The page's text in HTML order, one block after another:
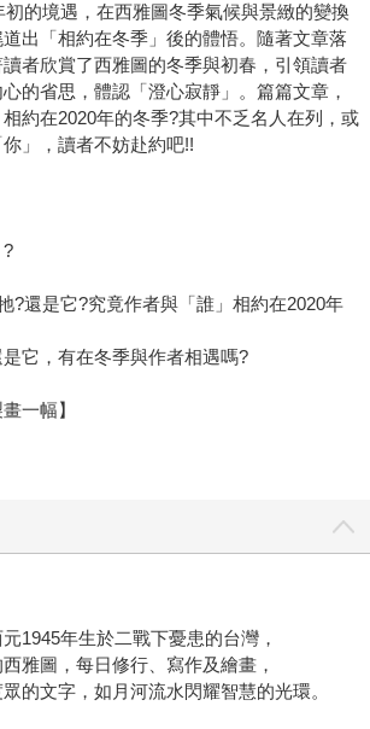
初的境遇，在西雅圖冬季氣候與景緻的變換
出「相約在冬季」後的體悟。隨著文章落
者欣賞了西雅圖的冬季與初春，引領讀者
的省思，體認「澄心寂靜」。篇篇文章，
約在2020年的冬季?其中不乏名人在列，或
」，讀者不妨赴約吧!!
?
?還是它?究竟作者與「誰」相約在2020年
它，有在冬季與作者相遇嗎?
一幅】
1945年生於二戰下憂患的台灣，
雅圖，每日修行、寫作及繪畫，
的文字，如月河流水閃耀智慧的光環。